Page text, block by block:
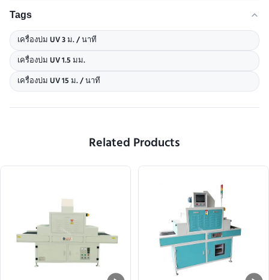
Tags
เครื่องบ่ม UV 3 ม. / นาที
เครื่องบ่ม UV 1.5 มม.
เครื่องบ่ม UV 15 ม. / นาที
Related Products